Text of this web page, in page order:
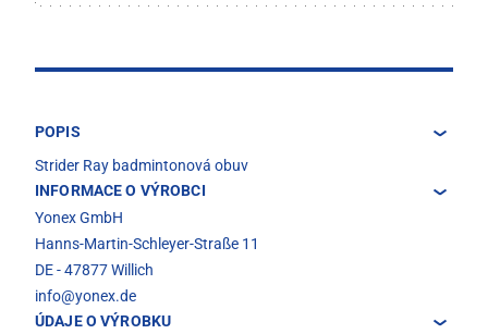
POPIS
Strider Ray badmintonová obuv
INFORMACE O VÝROBCI
Yonex GmbH
Hanns-Martin-Schleyer-Straße 11
DE - 47877 Willich
info@yonex.de
ÚDAJE O VÝROBKU